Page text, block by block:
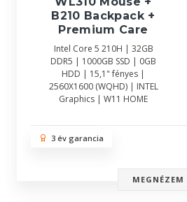
B210 Backpack +
Premium Care
Intel Core 5 210H | 32GB
DDR5 | 1000GB SSD | 0GB
HDD | 15,1" fényes |
2560X1600 (WQHD) | INTEL
Graphics | W11 HOME
3 év garancia
MEGNÉZEM